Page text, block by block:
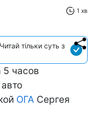
1 хв
тільки суть з
5 часов
ОГА Сергея